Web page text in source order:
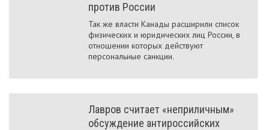
против России
Так же власти Канады расширили список
физических и юридических лиц России, в
отношении которых действуют
персональные санкции.
Лавров считает «неприличным»
обсуждение антироссийских